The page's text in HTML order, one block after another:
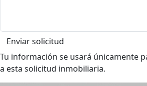
Enviar solicitud
Tu información se usará únicamente
a esta solicitud inmobiliaria.